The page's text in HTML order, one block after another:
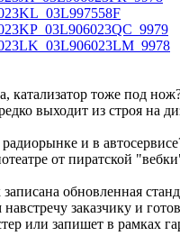
катализатор тоже под
выходит из строя на
и в
от пиратской
обновленная
заказчику и
или запишет в рамках